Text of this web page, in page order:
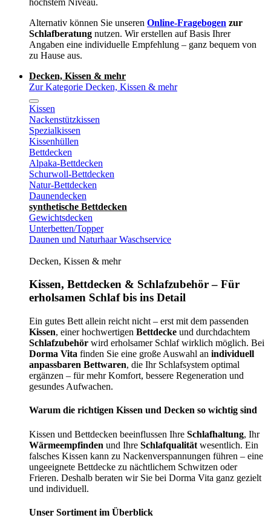
Alternativ können Sie unseren Online-Fragebogen zur
Schlafberatung nutzen. Wir erstellen auf Basis Ihrer
Angaben eine individuelle Empfehlung – ganz bequem von
zu Hause aus.
Decken, Kissen & mehr
Zur Kategorie Decken, Kissen & mehr
Kissen
Nackenstützkissen
Spezialkissen
Kissenhüllen
Bettdecken
Alpaka-Bettdecken
Schurwoll-Bettdecken
Natur-Bettdecken
Daunendecken
synthetische Bettdecken
Gewichtsdecken
Unterbetten/Topper
Daunen und Naturhaar Waschservice
Decken, Kissen & mehr
Kissen, Bettdecken & Schlafzubehör – Für
erholsamen Schlaf bis ins Detail
Ein gutes Bett allein reicht nicht – erst mit dem passenden
Kissen, einer hochwertigen Bettdecke und durchdachtem
Schlafzubehör wird erholsamer Schlaf wirklich möglich. Bei
Dorma Vita finden Sie eine große Auswahl an individuell
anpassbaren Bettwaren, die Ihr Schlafsystem optimal
ergänzen – für mehr Komfort, bessere Regeneration und
gesundes Aufwachen.
Warum die richtigen Kissen und Decken so wichtig sind
Kissen und Bettdecken beeinflussen Ihre Schlafhaltung, Ihr
Wärmeempfinden und Ihre Schlafqualität wesentlich. Ein
falsches Kissen kann zu Nackenverspannungen führen – eine
ungeeignete Bettdecke zu nächtlichem Schwitzen oder
Frieren. Deshalb beraten wir Sie bei Dorma Vita ganz gezielt
und individuell.
Unser Sortiment im Überblick